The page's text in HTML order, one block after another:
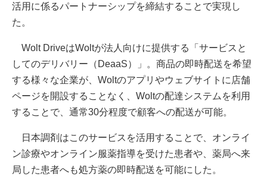
活用に係るパートナーシップを締結することで実現し
た。
Wolt DriveはWoltが法人向けに提供する「サービスと
してのデリバリー（DeaaS）」。商品の即時配送を希望
する様々な企業が、Woltのアプリやウェブサイトに店舗
ページを開設することなく、Woltの配達システムを利用
することで、通常30分程度で顧客への配送が可能。
日本調剤はこのサービスを活用することで、オンライ
ン診療やオンライン服薬指導を受けた患者や、薬局へ来
局した患者へも処方薬の即時配送を可能にした。